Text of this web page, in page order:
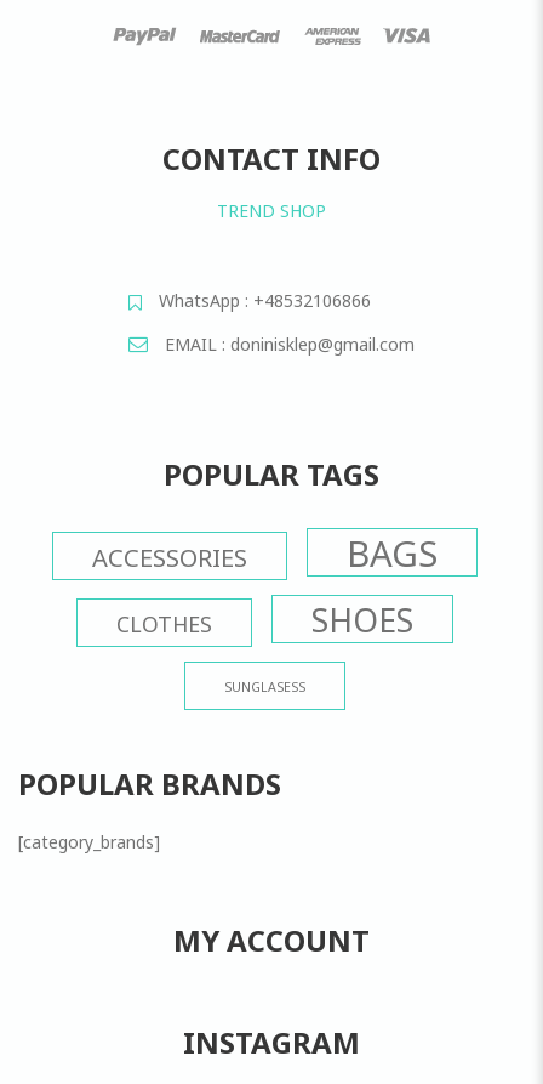
CONTACT INFO
TREND SHOP
WhatsApp : +48532106866
EMAIL : doninisklep@gmail.com
POPULAR TAGS
ACCESSORIES BAGS
CLOTHES SHOES
SUNGLASESS
POPULAR BRANDS
[category_brands]
MY ACCOUNT
INSTAGRAM